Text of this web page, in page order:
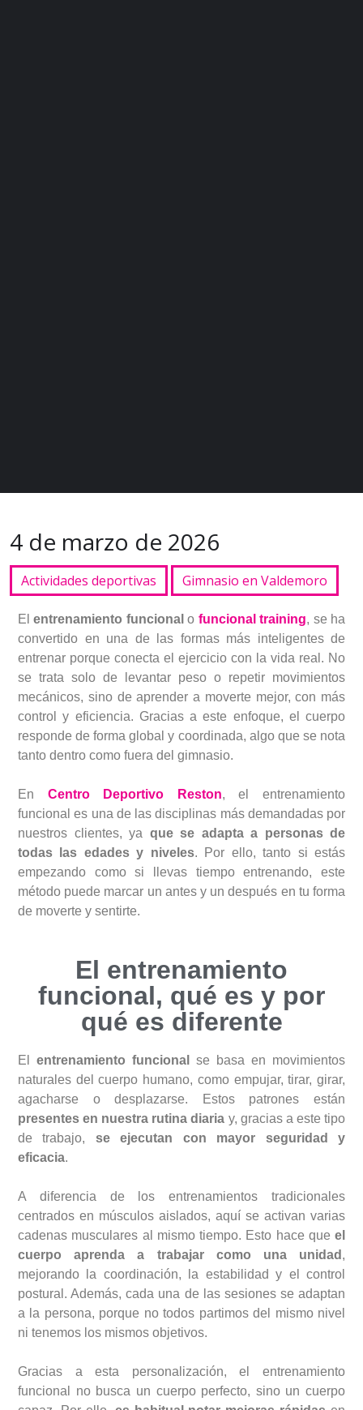
4 de marzo de 2026
Actividades deportivas Gimnasio en Valdemoro
Elentrenamiento funcional o funcional training, se ha
convertido en una de las formas más inteligentes de
entrenar porque conecta el ejercicio con la vida real. No
se trata solo de levantar peso o repetir movimientos
mecánicos, sino de aprender a moverte mejor, con más
control y eficiencia. Gracias a este enfoque, el cuerpo
responde de forma global y coordinada, algo que se nota
tanto dentro como fuera del gimnasio.
En Centro Deportivo Reston, el entrenamiento
funcional es una de las disciplinas más demandadas por
nuestros clientes, ya que se adapta a personas de
todas las edades y niveles. Por ello, tanto si estás
empezando como si llevas tiempo entrenando, este
método puede marcar un antes y un después en tu forma
de moverte y sentirte.
El entrenamiento
funcional, qué es y por
qué es diferente
El entrenamiento funcional
se basa en movimientos
naturales del cuerpo humano, como empujar, tirar, girar,
agacharse o desplazarse. Estos patrones están
presentes en nuestra rutina diaria y, gracias a este tipo
de trabajo, se ejecutan con mayor seguridad y
eficacia.
A diferencia de los entrenamientos tradicionales
centrados en músculos aislados, aquí se activan varias
cadenas musculares al mismo tiempo. Esto hace que el
cuerpo aprenda a trabajar como una unidad ,
mejorando la coordinación, la estabilidad y el control
postural. Además, cada una de las sesiones se adaptan
a la persona, porque no todos partimos del mismo nivel
ni tenemos los mismos objetivos.
Gracias a esta personalización, el entrenamiento
funcional no busca un cuerpo perfecto, sino un cuerpo